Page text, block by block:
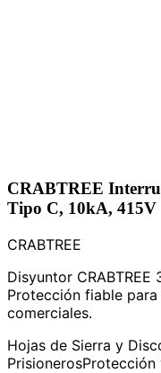
CRABTREE
Tipo C, 10kA, 415V
CRABTREE
Disyuntor
Protección fiable
comerciales.
Hojas de Sierra y
Prisioneros